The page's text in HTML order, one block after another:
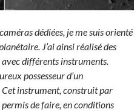
dédiées, je me suis orienté
J’ai ainsi réalisé des
avec différents instruments.
possesseur d’un
instrument, construit par
de faire, en conditions